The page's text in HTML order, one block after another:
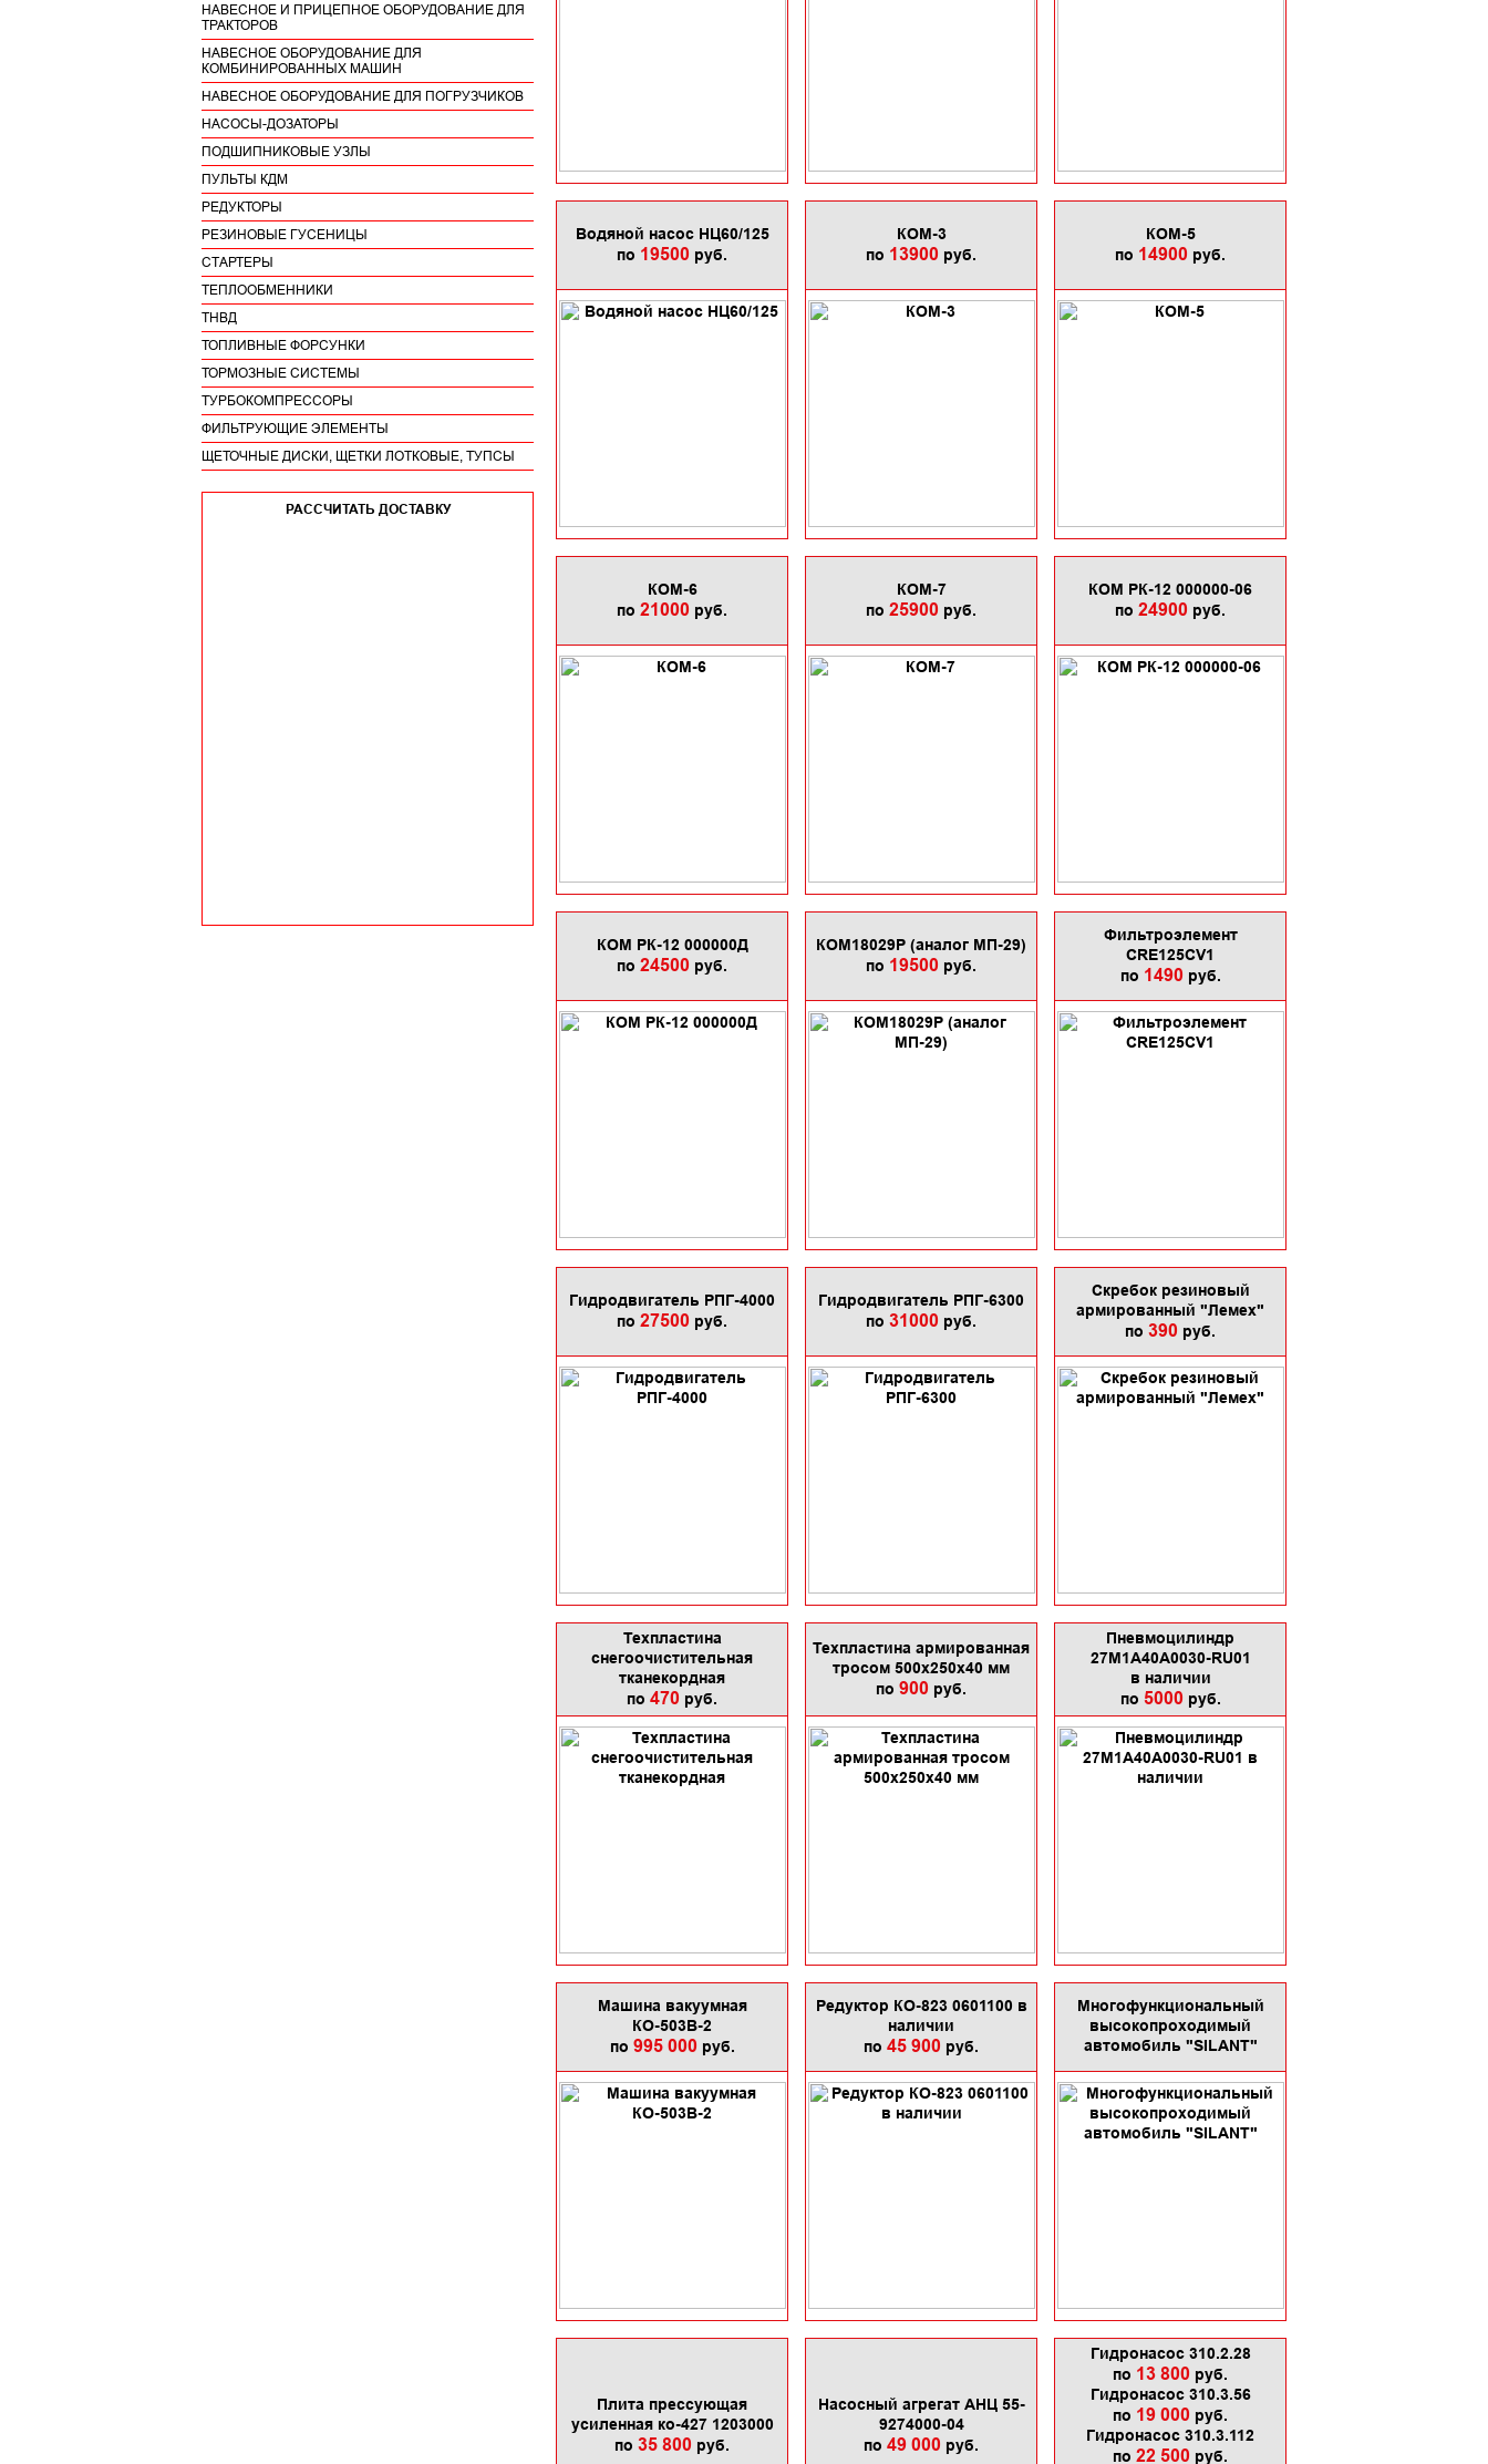
НАВЕСНОЕ И ПРИЦЕПНОЕ ОБОРУДОВАНИЕ ДЛЯ
ТРАКТОРОВ
НАВЕСНОЕ ОБОРУДОВАНИЕ ДЛЯ
КОМБИНИРОВАННЫХ МАШИН
НАВЕСНОЕ ОБОРУДОВАНИЕ ДЛЯ ПОГРУЗЧИКОВ
НАСОСЫ-ДОЗАТОРЫ
ПОДШИПНИКОВЫЕ УЗЛЫ
ПУЛЬТЫ КДМ
РЕДУКТОРЫ
РЕЗИНОВЫЕ ГУСЕНИЦЫ
СТАРТЕРЫ
ТЕПЛООБМЕННИКИ
ТНВД
ТОПЛИВНЫЕ ФОРСУНКИ
ТОРМОЗНЫЕ СИСТЕМЫ
ТУРБОКОМПРЕССОРЫ
ФИЛЬТРУЮЩИЕ ЭЛЕМЕНТЫ
ЩЕТОЧНЫЕ ДИСКИ, ЩЕТКИ ЛОТКОВЫЕ, ТУПСЫ
РАССЧИТАТЬ ДОСТАВКУ
Водяной насос НЦ60/125
по 19500 руб.
КОМ-3
по 13900 руб.
КОМ-5
по 14900 руб.
КОМ-6
по 21000 руб.
КОМ-7
по 25900 руб.
КОМ РК-12 000000-06
по 24900 руб.
КОМ РК-12 000000Д
по 24500 руб.
КОМ18029P (аналог МП-29)
по 19500 руб.
Фильтроэлемент
CRE125CV1
по 1490 руб.
Гидродвигатель РПГ-4000
по 27500 руб.
Гидродвигатель РПГ-6300
по 31000 руб.
Скребок резиновый
армированный "Лемех"
по 390 руб.
Техпластина
снегоочистительная
тканекордная
по 470 руб.
Техпластина армированная
тросом 500x250x40 мм
по 900 руб.
Пневмоцилиндр
27М1А40А0030-RU01
в наличии
по 5000 руб.
Машина вакуумная
КО-503В-2
по 995 000 руб.
Редуктор КО-823 0601100 в
наличии
по 45 900 руб.
Многофункциональный
высокопроходимый
автомобиль "SILANT"
Плита прессующая
усиленная ко-427 1203000
по 35 800 руб.
Насосный агрегат АНЦ 55-
9274000-04
по 49 000 руб.
Гидронасос 310.2.28
по 13 800 руб.
Гидронасос 310.3.56
по 19 000 руб.
Гидронасос 310.3.112
по 22 500 руб.